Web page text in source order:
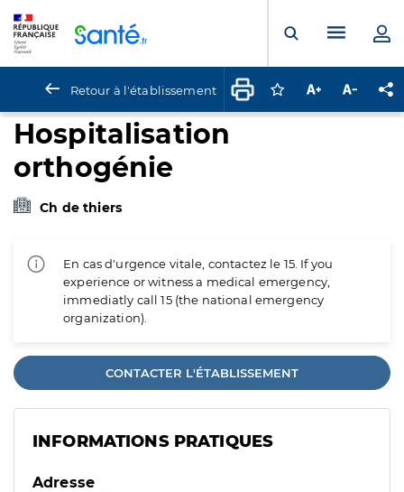
Ouvrir laMenu
Retour à l'établissement Connectez-vous
Augmenter la
Hospitalisation
orthogénie
Ch de thiers
En cas d'urgence vitale, contactez le 15. If you
experience or witness a medical emergency,
immediatly call 15 (the national emergency
organization).
CONTACTER L'ÉTABLISSEMENT
INFORMATIONS PRATIQUES
Adresse